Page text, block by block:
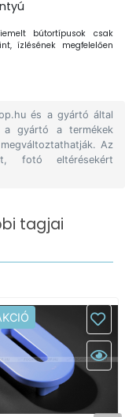
bútortípusok csak
ízlésének megfelelően
és a gyártó által
a gyártó a termékek
Az
fotó eltérésekért
tagjai